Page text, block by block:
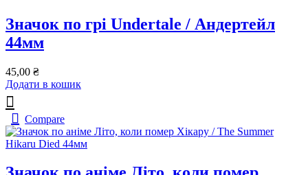
Значок по грі Undertale / Андертейл
44мм
45,00 ₴
Додати в кошик
Compare